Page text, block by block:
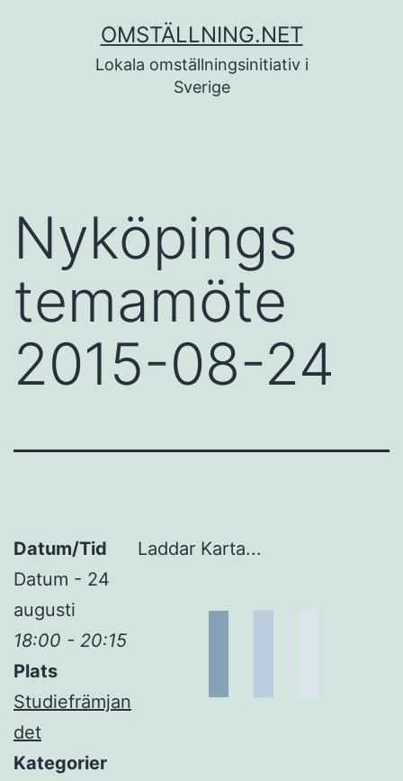
OMSTÄLLNING.NET
Lokala omställningsinitiativ i
Sverige
Nyköpings
temamöte
2015-08-24
Laddar Karta...
Datum/Tid
Datum - 24
augusti
18:00 - 20:15
Plats
Studiefrämjan
det
Kategorier